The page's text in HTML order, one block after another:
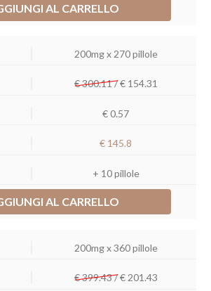
AL CARRELLO
200mg x 270 pillole
€ 300.11 /€ 154.31
€ 0.57
€ 145.8
+ 10 pillole
AL CARRELLO
200mg x 360 pillole
€ 399.43 /€ 201.43